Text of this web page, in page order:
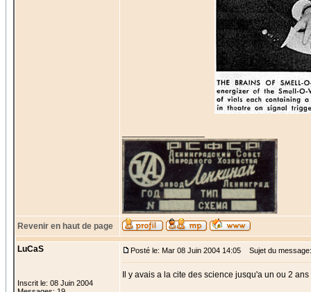
Revenir en haut de page
LuCaS
Inscrit le: 08 Juin 2004
Posté le: Mar 08 Juin 2004 14:05 Sujet du message:
Il y avais a la cite des science jusqu'a un ou 2